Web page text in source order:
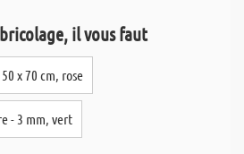
il vous faut
x 70 cm, rose
- 3 mm, vert